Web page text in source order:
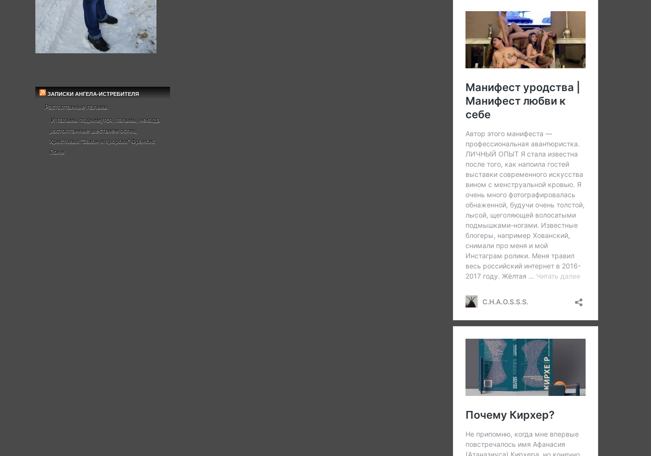
ЗАПИСКИ АНГЕЛА-ИСТРЕБИТЕЛЯ
Растоптанные пальмы
И пальмы поднимутся, пальмы, некогда
растоптанные шествием ослиц
Христовых."Закон и пророки" Франсис
Понж